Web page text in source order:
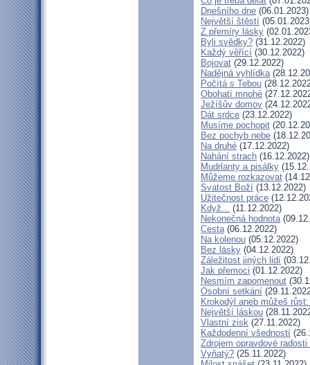
Dnešního dne (06.01.2023)
Největší štěstí
Z přemíry lásky
Byli svědky? (31.12.2022)
Každý věřící (30.12.2022)
Bojovat (29.12.2022)
Nadějná vyhlídka
Počítá s Tebou
Obohatí mnohé
Ježíšův domov
Dát srdce (23.12.2022)
Musíme pochopit
Bez pochyb nebe
Na druhé (17.12.2022)
Nahání strach (16.12.2022)
Mudrlanty a pisálky
Můžeme rozkazovat
Svatost Boží (13.12.2022)
Užitečnost práce
Když... (11.12.2022)
Nekonečná hodnota
Cesta(06.12.2022)
Na kolenou (05.12.2022)
Bez lásky (04.12.2022)
Záležitost jiných lidí
Jak přemoci (01.12.2022)
Nesmím zapomenout
Osobní setkání
Krokodýl aneb můžeš
Největší láskou
Vlastní zisk (27.11.2022)
Každodenní všedností
Zdrojem opravdové
Vyňatý? (25.11.2022)